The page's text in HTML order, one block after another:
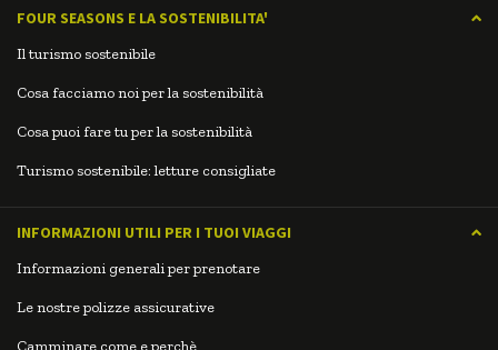
FOUR SEASONS E LA SOSTENIBILITA'
Il turismo sostenibile
Cosa facciamo noi per la sostenibilità
Cosa puoi fare tu per la sostenibilità
Turismo sostenibile: letture consigliate
INFORMAZIONI UTILI PER I TUOI VIAGGI
Informazioni generali per prenotare
Le nostre polizze assicurative
Camminare come e perchè